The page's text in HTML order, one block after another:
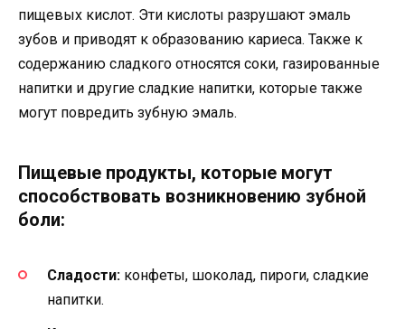
пищевых кислот. Эти кислоты разрушают эмаль
зубов и приводят к образованию кариеса. Также к
содержанию сладкого относятся соки, газированные
напитки и другие сладкие напитки, которые также
могут повредить зубную эмаль.
Пищевые продукты, которые могут
способствовать возникновению зубной
боли:
Сладости: конфеты, шоколад, пироги, сладкие
напитки.